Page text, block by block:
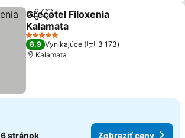
ZdieľaťPridať do obľúbených
Grecotel Filoxenia
Kalamata
Zobraziť ceny
5 Počet hviezdičiek
8,9 Vynikajúce
3 173
Kalamata
6 stránok Zobraziť ceny